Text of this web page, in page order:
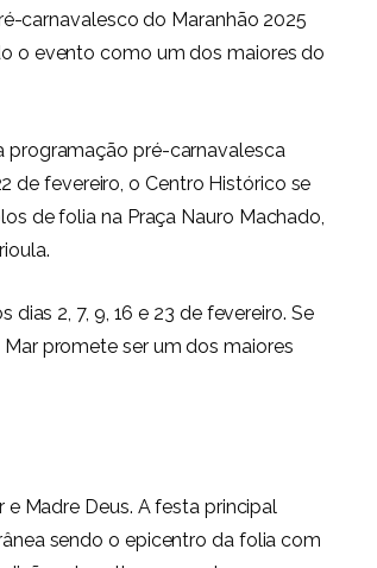
carnavalesco do Maranhão 2025
o evento como um dos maiores do
programação pré-carnavalesca
de fevereiro, o Centro Histórico se
de folia na Praça Nauro Machado,
2, 7, 9, 16 e 23 de fevereiro. Se
promete ser um dos maiores
Madre Deus. A festa principal
sendo o epicentro da folia com